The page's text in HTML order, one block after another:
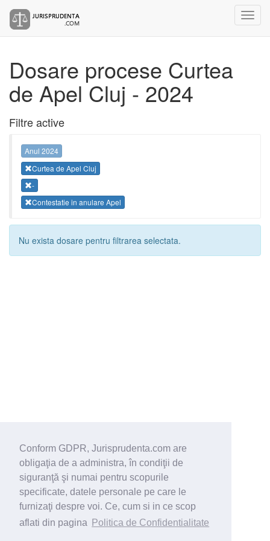
Conform GDPR, Jurisprudenta.com are
obligaţia de a administra, în condiţii de
siguranţă şi numai pentru scopurile
specificate, datele personale pe care le
furnizaţi despre voi. Ce, cum si in ce scop
aflati din pagina
Politica de Confidentialitate
Dosare procese Curtea
de Apel Cluj - 2024
Filtre active
Anul 2024
Curtea de Apel Cluj
-
Contestatie in anulare Apel
Nu exista dosare pentru filtrarea selectata.